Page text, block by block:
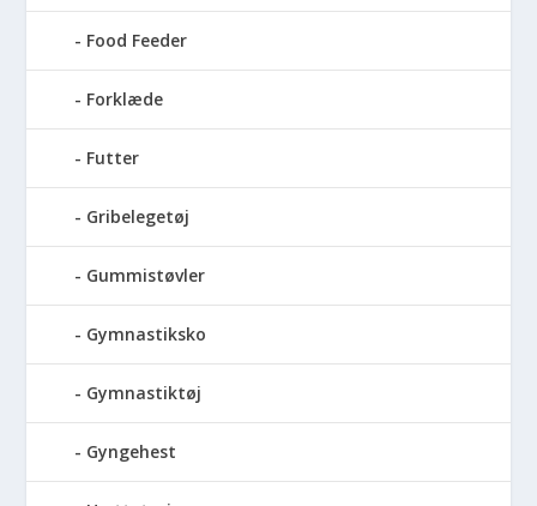
Food Feeder
Forklæde
Futter
Gribelegetøj
Gummistøvler
Gymnastiksko
Gymnastiktøj
Gyngehest